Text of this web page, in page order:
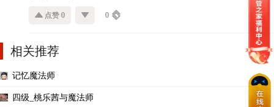
点赞 0 0
相关推荐
记忆魔法师
四级_桃乐茜与魔法师